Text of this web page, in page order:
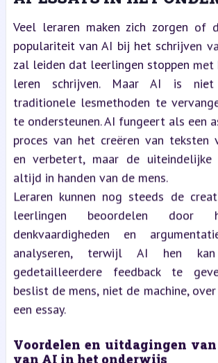
Veel leraren maken zich zorgen of
populariteit van AI bij het schrijven
zal leiden dat leerlingen stoppen
leren schrijven. Maar AI is
traditionele lesmethoden te
te ondersteunen. AI fungeert als een
proces van het creëren van teksten
en verbetert, maar de
altijd in handen van de mens.
Leraren kunnen nog steeds de
leerlingen beoordelen door
denkvaardigheden en
analyseren, terwijl AI hen
gedetailleerdere feedback te
beslist de mens, niet de machine,
een essay.
Voordelen en uitdagingen
van AI in het onderwijs